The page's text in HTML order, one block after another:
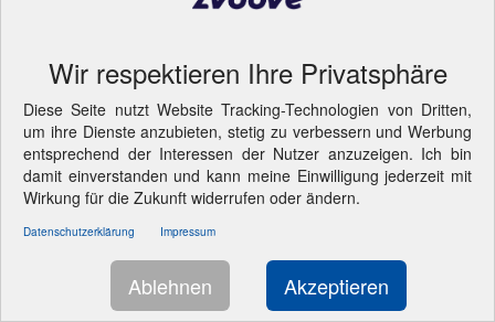
Einstellungen ändern.
Wir respektieren Ihre Privatsphäre
Diese Seite nutzt Website Tracking-Technologien von Dritten,
um ihre Dienste anzubieten, stetig zu verbessern und Werbung
entsprechend der Interessen der Nutzer anzuzeigen. Ich bin
damit einverstanden und kann meine Einwilligung jederzeit mit
Wirkung für die Zukunft widerrufen oder ändern.
Datenschutzerklärung Impressum
Ablehnen Akzeptieren